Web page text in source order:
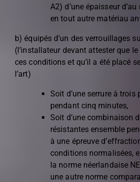
A2) d’une épaisseur
en tout autre matériau
b) équipés d’un des verrouillages
(l’installateur devant attester que
ces conditions et qu’il a été placé
l’art)
Soit d’une serrure à
pendant cinq minutes,
Soit d’une combinaison
résistantes ensemble
à une épreuve
conditions normalisées,
la norme néerlandaise
une autre norme